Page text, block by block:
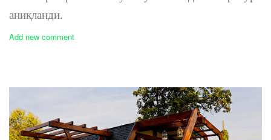
аниқланди.
Add new comment